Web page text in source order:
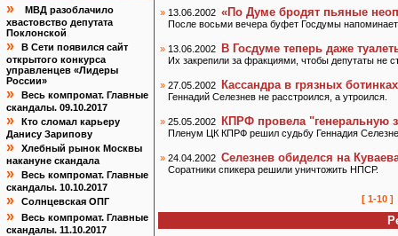
»
МВД разоблачило
хвастовство депутата
Поклонской
»
В Сети появился сайт
открытого конкурса
управленцев «Лидеры
России»
»
Весь компромат. Главные
скандалы. 09.10.2017
»
Кто сломал карьеру
Данису Зарипову
»
Хлебный рынок Москвы
накануне скандала
»
Весь компромат. Главные
скандалы. 10.10.2017
» Солнцевская ОПГ
»
Весь компромат. Главные
скандалы. 11.10.2017
» 13.06.2002 «По Думе бродят пьяные
После восьми вечера буфет Госдумы
» 13.06.2002 В Госдуме теперь даже
Их закрепили за фракциями, чтобы депутаты не
» 27.05.2002 Кассандра в грязных ботинках
Геннадий Селезнев не расстроился, а утроился.
» 25.05.2002 КПРФ провела "генеральную
Пленум ЦК КПРФ решил судьбу Геннадия
» 24.04.2002 Селезнев обиделся на
Соратники спикера решили уничтожить НПСР.
[ 1-10 ]